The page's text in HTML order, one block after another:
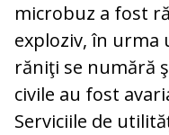
microbuz a fost
exploziv, în urma
răniţi se numără
civile au fost
Serviciile de